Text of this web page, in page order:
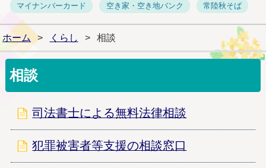
マイナンバーカード 空き家・空き地バンク 常陸秋そば
ホーム > くらし > 相談
相談
司法書士による無料法律相談
犯罪被害者等支援の相談窓口